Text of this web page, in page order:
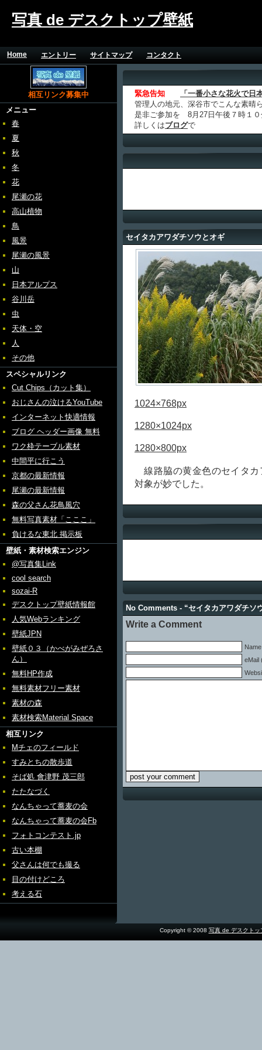
写真 de デスクトップ壁紙
Home エントリー サイトマップ コンタクト
相互リンク募集中
メニュー
春
夏
秋
冬
花
尾瀬の花
高山植物
鳥
風景
尾瀬の風景
山
日本アルプス
谷川岳
虫
天体・空
人
その他
スペシャルリンク
Cut Chips（カット集）
おじさんの泣けるYouTube
インターネット快適情報
ブログ ヘッダー画像 無料
ワク枠テーブル素材
中間平に行こう
京都の最新情報
尾瀬の最新情報
森の父さん花鳥風穴
無料写真素材「こここ」
負けるな東北 掲示板
壁紙・素材検索エンジン
@写真集Link
cool search
sozai-R
デスクトップ壁紙情報館
人気Webランキング
壁紙JPN
壁紙０３（かべがみぜろさ
ん）
無料HP作成
無料素材フリー素材
素材の森
素材検索Material Space
相互リンク
Mチェのフィールド
すみとちの散歩道
そば処 會津野 茂三郎
たたなづく
なんちゃって蕎麦の会
なんちゃって蕎麦の会Fb
フォトコンテスト.jp
古い本棚
父さんは何でも撮る
目の付けどころ
考える石
緊急告知
「一番小さな花火で日
管理人の地元、深谷市でこんな素晴
是非ご参加を 8月27日午後７時１０
詳しくはブログで
セイタカアワダチソウとオギ
1024×768px
1280×1024px
1280×800px
線路脇の黄金色のセイタカ
対象が妙でした。
No Comments - “セイタカアワダチソ
Write a Comment
eMail
Copyright © 2008 写真 de デスクトッ